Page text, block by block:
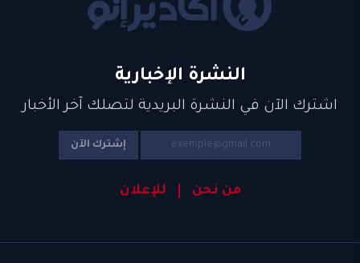
النشرة الإخبارية
اشترك الآن في النشرة البريدية لتصلك آخر الأخبار
إشترك الآن
من نحن للإعلان